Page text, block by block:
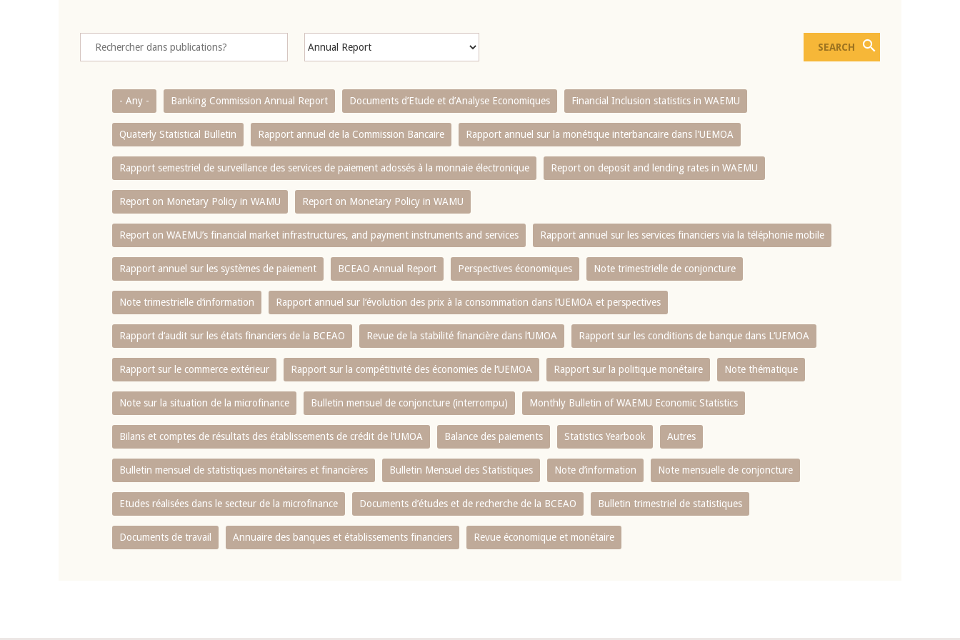
- Any - Banking Commission Annual Report Documents d’Etude et d’Analyse Economiques Financial Inclusion statistics in WAEMU
Quaterly Statistical Bulletin Rapport annuel de la Commission Bancaire Rapport annuel sur la monétique interbancaire dans l'UEMOA
Rapport semestriel de surveillance des services de paiement adossés à la monnaie électronique Report on deposit and lending rates in WAEMU
Report on Monetary Policy in WAMU Report on Monetary Policy in WAMU
Report on WAEMU’s financial market infrastructures, and payment instruments and services Rapport annuel sur les services financiers via la téléphonie mobile
Rapport annuel sur les systèmes de paiement BCEAO Annual Report Perspectives économiques Note trimestrielle de conjoncture
Note trimestrielle d‘information Rapport annuel sur l‘évolution des prix à la consommation dans l‘UEMOA et perspectives
Rapport d‘audit sur les états financiers de la BCEAO Revue de la stabilité financière dans l‘UMOA Rapport sur les conditions de banque dans L‘UEMOA
Rapport sur le commerce extérieur Rapport sur la compétitivité des économies de l‘UEMOA Rapport sur la politique monétaire Note thématique
Note sur la situation de la microfinance Bulletin mensuel de conjoncture (interrompu) Monthly Bulletin of WAEMU Economic Statistics
Bilans et comptes de résultats des établissements de crédit de l‘UMOA Balance des paiements Statistics Yearbook Autres
Bulletin mensuel de statistiques monétaires et financières Bulletin Mensuel des Statistiques Note d’information Note mensuelle de conjoncture
Etudes réalisées dans le secteur de la microfinance Documents d’études et de recherche de la BCEAO Bulletin trimestriel de statistiques
Documents de travail Annuaire des banques et établissements financiers Revue économique et monétaire